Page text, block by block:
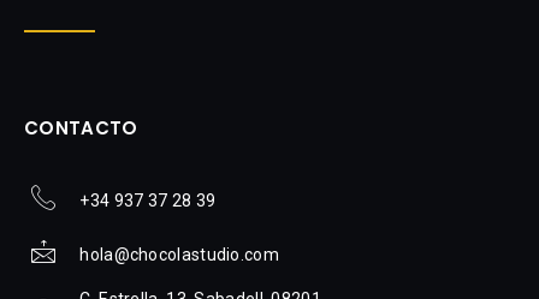
CONTACTO
+34 937 37 28 39
hola@chocolastudio.com